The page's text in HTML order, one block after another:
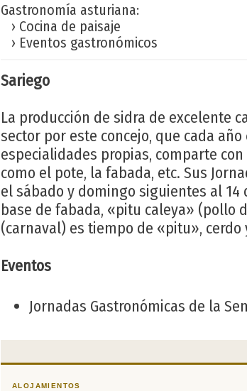
Gastronomía asturiana:
› Cocina de paisaje
› Eventos gastronómicos
Sariego
La producción de sidra de excelente
sector por este concejo, que cada
especialidades propias, comparte
como el pote, la fabada, etc. Sus
el sábado y domingo siguientes al
base de fabada, «pitu caleya» (pollo
(carnaval) es tiempo de «pitu», cerdo
Eventos
Jornadas Gastronómicas de la